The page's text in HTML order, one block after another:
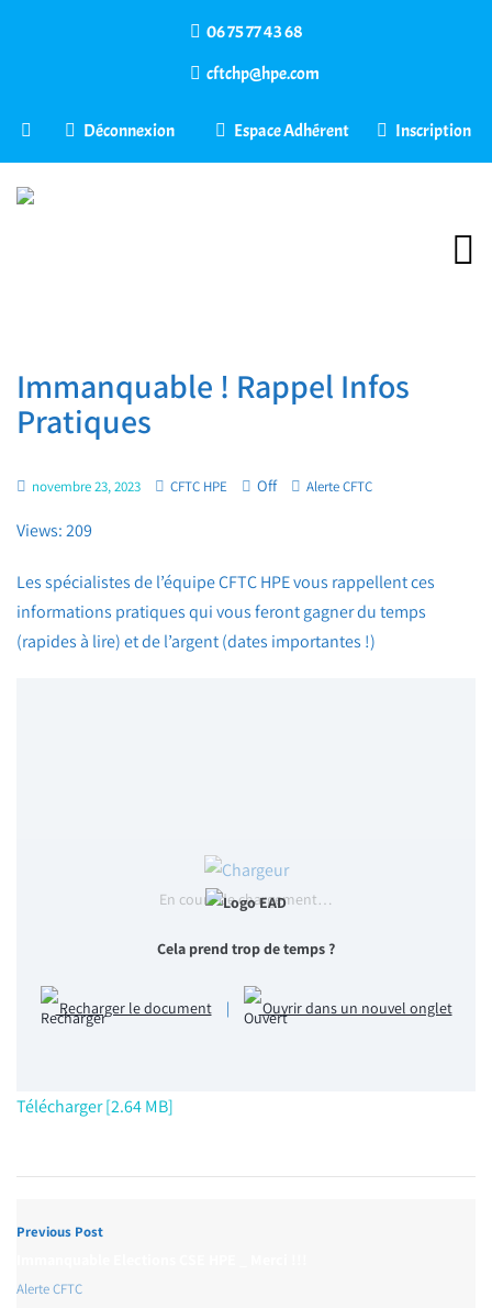
06 75 77 43 68
cftchp@hpe.com
Déconnexion Espace Adhérent Inscription
Immanquable ! Rappel Infos
Pratiques
novembre 23, 2023 CFTC HPE Off Alerte CFTC
Views: 209
Les spécialistes de l’équipe CFTC HPE vous rappellent ces
informations pratiques qui vous feront gagner du temps
(rapides à lire) et de l’argent (dates importantes !)
En cours de chargement…
Cela prend trop de temps ?
Recharger le document | Ouvrir dans un nouvel onglet
Télécharger [2.64 MB]
Previous Post
Alerte CFTC